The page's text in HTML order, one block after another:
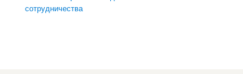
сотрудничества